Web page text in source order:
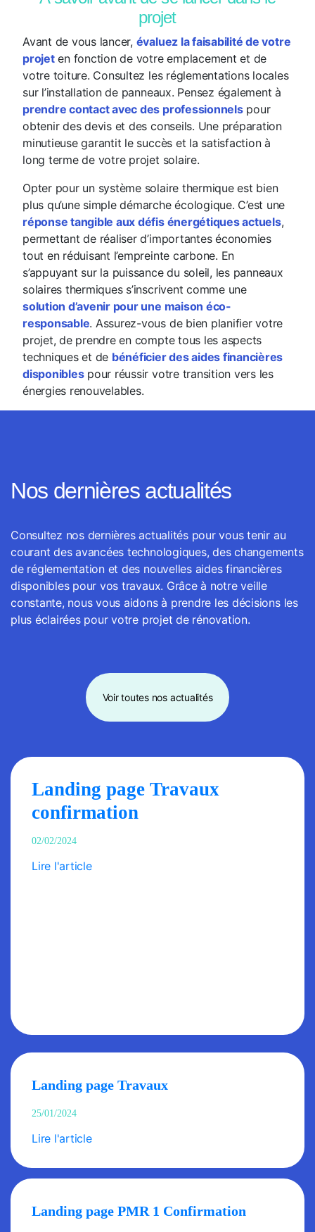
projet
Avant de vous lancer, évaluez la faisabilité de votre
projeten fonction de votre emplacement et de
votre toiture. Consultez les réglementations locales
sur l’installation de panneaux. Pensez également à
prendre contact avec des professionnelspour
obtenir des devis et des conseils. Une préparation
minutieuse garantit le succès et la satisfaction à
long terme de votre projet solaire.
Opter pour un système solaire thermique est bien
plus qu’une simple démarche écologique. C’est une
réponse tangible aux défis énergétiques actuels,
permettant de réaliser d’importantes économies
tout en réduisant l’empreinte carbone. En
s’appuyant sur la puissance du soleil, les panneaux
solaires thermiques s’inscrivent comme une
solution d’avenir pour une maison éco-
responsable. Assurez-vous de bien planifier votre
projet, de prendre en compte tous les aspects
techniques et de bénéficier des aides financières
disponiblespour réussir votre transition vers les
énergies renouvelables.
Nos dernières actualités
Consultez nos dernières actualités pour vous tenir au
courant des avancées technologiques, des changements
de réglementation et des nouvelles aides financières
disponibles pour vos travaux. Grâce à notre veille
constante, nous vous aidons à prendre les décisions les
plus éclairées pour votre projet de rénovation.
Voir toutes nos actualités
Landing page Travaux
confirmation
02/02/2024
Lire l'article
Landing page Travaux
25/01/2024
Lire l'article
Landing page PMR 1 Confirmation